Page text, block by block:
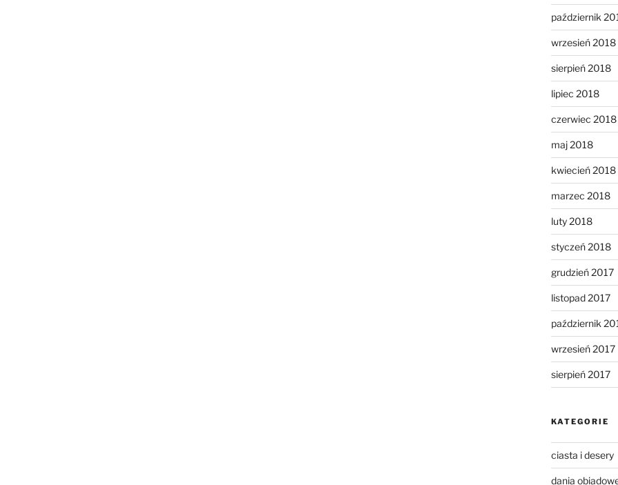
październik
wrzesień 2018
sierpień 2018
lipiec 2018
czerwiec 2018
maj 2018
kwiecień 2018
marzec 2018
luty 2018
styczeń 2018
grudzień 2017
listopad 2017
październik
wrzesień 2017
sierpień 2017
KATEGORIE
ciasta i desery
dania